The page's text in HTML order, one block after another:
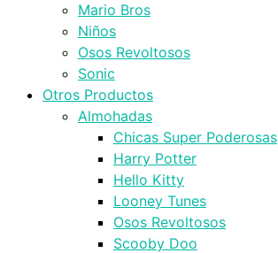
Mario Bros
Niños
Osos Revoltosos
Sonic
Otros Productos
Almohadas
Chicas Super Poderosas
Harry Potter
Hello Kitty
Looney Tunes
Osos Revoltosos
Scooby Doo